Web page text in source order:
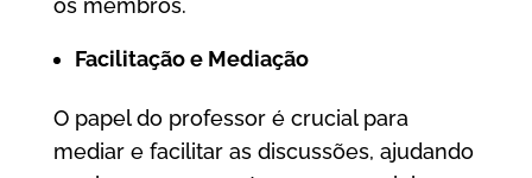
os membros.
Facilitação e Mediação
O papel do professor é crucial para
mediar e facilitar as discussões, ajudando